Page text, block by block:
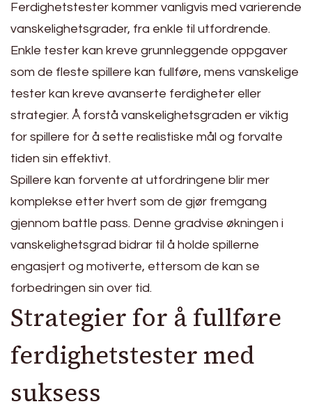
Ferdighetstester kommer vanligvis med varierende
vanskelighetsgrader, fra enkle til utfordrende.
Enkle tester kan kreve grunnleggende oppgaver
som de fleste spillere kan fullføre, mens vanskelige
tester kan kreve avanserte ferdigheter eller
strategier. Å forstå vanskelighetsgraden er viktig
for spillere for å sette realistiske mål og forvalte
tiden sin effektivt.
Spillere kan forvente at utfordringene blir mer
komplekse etter hvert som de gjør fremgang
gjennom battle pass. Denne gradvise økningen i
vanskelighetsgrad bidrar til å holde spillerne
engasjert og motiverte, ettersom de kan se
forbedringen sin over tid.
Strategier for å fullføre
ferdighetstester med
suksess